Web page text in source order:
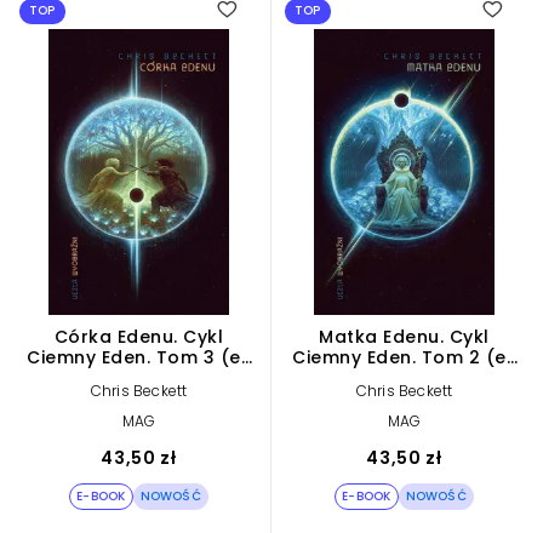
TOP
Córka Edenu. Cykl
Ciemny Eden. Tom 3 (e-
Chris Beckett
MAG
43,50 zł
E-BOOK NOWOŚĆ
TOP
Matka Edenu. Cykl
Ciemny Eden. Tom 2 (e-
Chris Beckett
MAG
43,50 zł
E-BOOK NOWOŚĆ